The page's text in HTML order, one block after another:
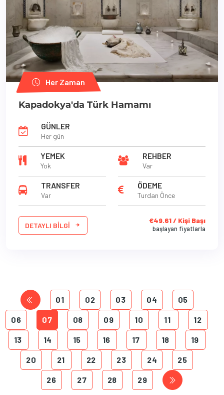
Her Zaman
Kapadokya'da Türk Hamamı
GÜNLER
Her gün
YEMEK
Yok
REHBER
Var
TRANSFER
Var
ÖDEME
Turdan Önce
DETAYLI BILGI
€49.61 / Kişi Başı
başlayan fiyatlarla
01 02 03 04 05
06 07 08 09 10 11 12
13 14 15 16 17 18 19
20 21 22 23 24 25
26 27 28 29